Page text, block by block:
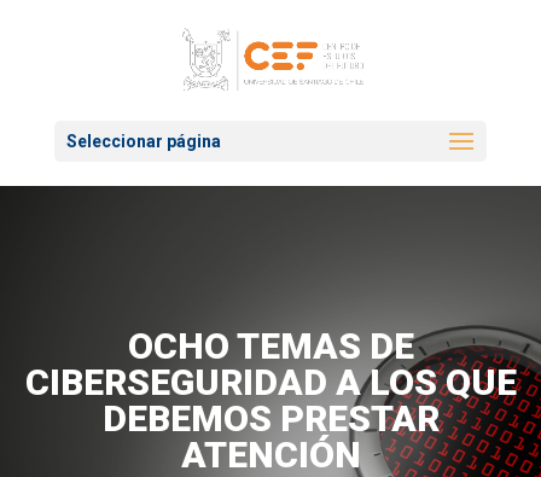
Seleccionar página
OCHO TEMAS DE
CIBERSEGURIDAD A LOS QUE
DEBEMOS PRESTAR
ATENCIÓN